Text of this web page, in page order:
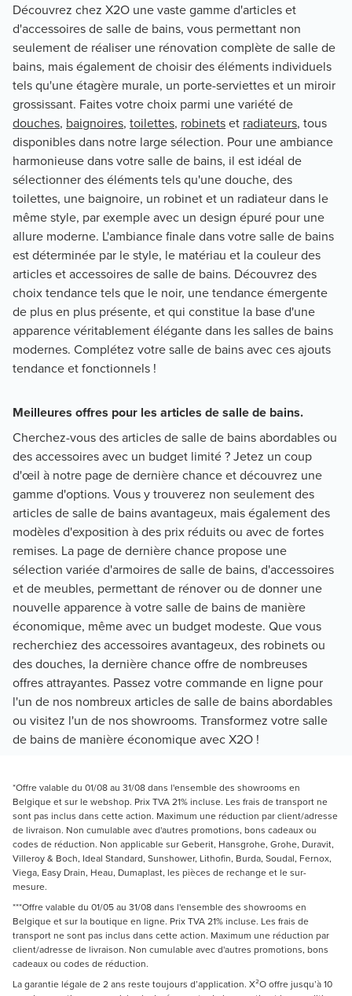
Découvrez chez X2O une vaste gamme d'articles et
d'accessoires de salle de bains, vous permettant non
seulement de réaliser une rénovation complète de salle de
bains, mais également de choisir des éléments individuels
tels qu'une étagère murale, un porte-serviettes et un miroir
grossissant. Faites votre choix parmi une variété de
douches, baignoires, toilettes, robinetset radiateurs, tous
disponibles dans notre large sélection. Pour une ambiance
harmonieuse dans votre salle de bains, il est idéal de
sélectionner des éléments tels qu'une douche, des
toilettes, une baignoire, un robinet et un radiateur dans le
même style, par exemple avec un design épuré pour une
allure moderne. L'ambiance finale dans votre salle de bains
est déterminée par le style, le matériau et la couleur des
articles et accessoires de salle de bains. Découvrez des
choix tendance tels que le noir, une tendance émergente
de plus en plus présente, et qui constitue la base d'une
apparence véritablement élégante dans les salles de bains
modernes. Complétez votre salle de bains avec ces ajouts
tendance et fonctionnels !
Meilleures offres pour les articles de salle de bains.
Cherchez-vous des articles de salle de bains abordables ou
des accessoires avec un budget limité ? Jetez un coup
d'œil à notre page de dernière chance et découvrez une
gamme d'options. Vous y trouverez non seulement des
articles de salle de bains avantageux, mais également des
modèles d'exposition à des prix réduits ou avec de fortes
remises. La page de dernière chance propose une
sélection variée d'armoires de salle de bains, d'accessoires
et de meubles, permettant de rénover ou de donner une
nouvelle apparence à votre salle de bains de manière
économique, même avec un budget modeste. Que vous
recherchiez des accessoires avantageux, des robinets ou
des douches, la dernière chance offre de nombreuses
offres attrayantes. Passez votre commande en ligne pour
l'un de nos nombreux articles de salle de bains abordables
ou visitez l'un de nos showrooms. Transformez votre salle
de bains de manière économique avec X2O !
*Offre valable du 01/08 au 31/08 dans l'ensemble des showrooms en
Belgique et sur le webshop. Prix TVA 21% incluse. Les frais de transport ne
sont pas inclus dans cette action. Maximum une réduction par client/adresse
de livraison. Non cumulable avec d'autres promotions, bons cadeaux ou
codes de réduction. Non applicable sur Geberit, Hansgrohe, Grohe, Duravit,
Villeroy & Boch, Ideal Standard, Sunshower, Lithofin, Burda, Soudal, Fernox,
Viega, Easy Drain, Heau, Dumaplast, les pièces de rechange et le sur-
mesure.
***Offre valable du 01/05 au 31/08 dans l'ensemble des showrooms en
Belgique et sur la boutique en ligne. Prix TVA 21% incluse. Les frais de
transport ne sont pas inclus dans cette action. Maximum une réduction par
client/adresse de livraison. Non cumulable avec d'autres promotions, bons
cadeaux ou codes de réduction.
La garantie légale de 2 ans reste toujours d’application. X²O offre jusqu’à 10